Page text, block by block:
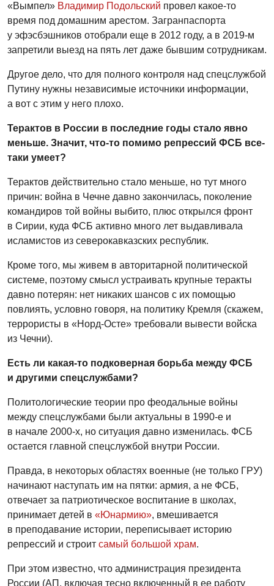
«Вымпел» Владимир Подольский провел какое-то
время под домашним арестом. Загранпаспорта
у эфэсбэшников отобрали еще в 2012 году, а в 2019-м
запретили выезд на пять лет даже бывшим сотрудникам.
Другое дело, что для полного контроля над спецслужбой
Путину нужны независимые источники информации,
а вот с этим у него плохо.
Терактов в России в последние годы стало явно
меньше. Значит, что-то помимо репрессий ФСБ все-
таки умеет?
Терактов действительно стало меньше, но тут много
причин: война в Чечне давно закончилась, поколение
командиров той войны выбито, плюс открылся фронт
в Сирии, куда ФСБ активно много лет выдавливала
исламистов из северокавказских республик.
Кроме того, мы живем в авторитарной политической
системе, поэтому смысл устраивать крупные теракты
давно потерян: нет никаких шансов с их помощью
повлиять, условно говоря, на политику Кремля (скажем,
террористы в «Норд-Осте» требовали вывести войска
из Чечни).
Есть ли какая-то подковерная борьба между ФСБ
и другими спецслужбами?
Политологические теории про феодальные войны
между спецслужбами были актуальны в 1990-е и
в начале 2000-х, но ситуация давно изменилась. ФСБ
остается главной спецслужбой внутри России.
Правда, в некоторых областях военные (не только ГРУ)
начинают наступать им на пятки: армия, а не ФСБ,
отвечает за патриотическое воспитание в школах,
принимает детей в «Юнармию», вмешивается
в преподавание истории, переписывает историю
репрессий и строит самый большой храм.
При этом известно, что администрация президента
России (АП, включая тесно включенный в ее работу